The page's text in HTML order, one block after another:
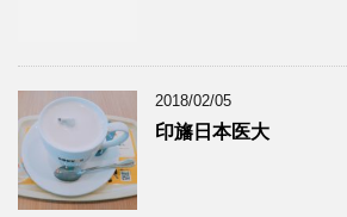
2018/02/05
印旛日本医大